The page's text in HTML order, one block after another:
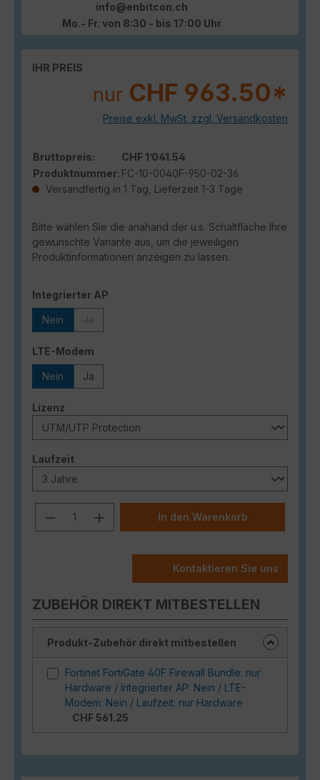
info@enbitcon.ch
Mo.- Fr. von 8:30 - bis 17:00 Uhr
IHR PREIS
nur CHF 963.50*
Preise exkl. MwSt. zzgl. Versandkosten
Bruttopreis:
CHF 1’041.54
Produktnummer: FC-10-0040F-950-02-36
Versandfertig in 1 Tag, Lieferzeit 1-3 Tage
Bitte wählen Sie die anahand der u.s. Schaltfläche Ihre
gewünschte Variante aus, um die jeweiligen
Produktinformationen anzeigen zu lassen.
Integrierter AP
Nein
LTE-Modem
Nein Ja
Lizenz
Laufzeitauswählen
Produkt Anzahl: Gib den
In den Warenkorb
Kontaktieren Sie uns
ZUBEHÖR DIREKT MITBESTELLEN
Produkt-Zubehör direkt mitbestellen
Fortinet FortiGate 40F Firewall Bundle: nur
Hardware / Integrierter AP: Nein / LTE-
Modem: Nein / Laufzeit: nur Hardware
CHF 561.25